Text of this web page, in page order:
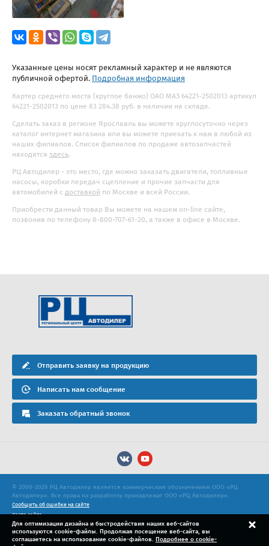
Указанные цены носят рекламный характер и не являются
публичной офертой. Подробная информация
Картер среднего моста (круглое банжо) ОАО МАЗ 64221-2502013 артикул
64221-2502013 по цене 83 284.38 руб. в наличии на складе.
Сделать заказ в регионе Ярославль вы можете круглосуточно через
каталог интернет магазина или вы можете приехать к нам в любой из
наших филиалов. Список филиалов по продаже автозапчастей
находятся здесь.
РЦ Автодилер - это место, где можно заказать двигатели, топливные
насосы, коробки передач сцепление и прочие запчасти для
автомобилей с доставкой по Москве и всей России.
Приобрести данный товар Вы можете на нашем on-line сайте,
позвонив по телефону 8-800-707-61-20, а также в офисе в Москве.
Отправить заявку на продукцию
Написать нам сообщение
Заказать обратный звонок
© 2000-2026 РЦ Автодилер является коммерческим обозначением ООО «РЦ
Автодилер». Все права на разработку принадлежат ООО «РЦ Автодилер».
Сообщить об ошибке на сайте
Карта сайта
Политика конфиденциальности
Продвижение сайта
Для оптимизации дизайна и быстродействия наших веб-сайтов
используются cookie-файлы. Продолжая посещение веб-сайта, вы
соглашаетесь на использование cookie-файлов. Подробнее о cookie-